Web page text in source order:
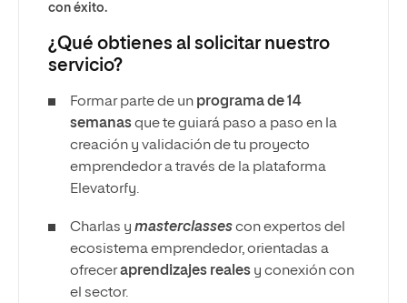
con éxito.
¿Qué obtienes al solicitar nuestro
servicio?
Formar parte de un programa de 14
semanasque te guiará paso a paso en la
creación y validación de tu proyecto
emprendedor a través de la plataforma
Elevatorfy.
Charlas y masterclassescon expertos del
ecosistema emprendedor, orientadas a
ofreceraprendizajes reales y conexión con
el sector.